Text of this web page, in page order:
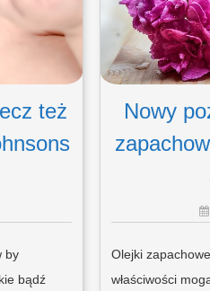
też
by
bądź
Nowy
Olejki
właściwości